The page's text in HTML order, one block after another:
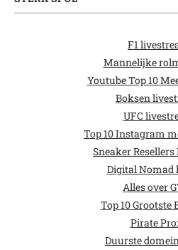
F1
Mannelijke
Youtube Top 10
Boksen
UFC
Top 10 Instagram
Sneaker
Digital Nomad
Alles over
Top 10 Grootste
Pirate
Duurste